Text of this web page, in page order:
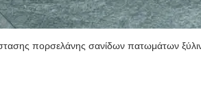
πορσελάνης σανίδων πατωμάτων